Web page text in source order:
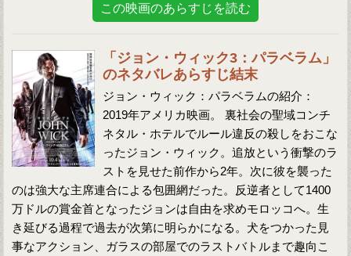
この映画のあらすじを読む
「ジョン・ウィック3：パラベラム」
のネタバレあらすじ結末
ジョン・ウィック：パラベラムの紹介：
2019年アメリカ映画。 裏社会の聖域コンチ
ネタル・ホテルでルール違反の殺しをおこな
ったジョン・ウィック。追放という衝撃のラ
ストを見せた前作から2年。次に彼を襲った
のは強大な主席連合による包囲網だった。反逆者として1400
万ドルの賞金首となったジョンは自由を求めモロッコへ。生
き延びる過程で過去が次第に明らかになる。犬をつかった見
事なアクション、ガラスの部屋でのラストバトルまで趣向こ